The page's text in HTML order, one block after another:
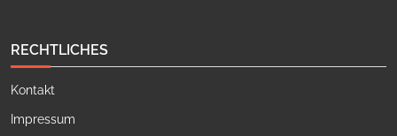
RECHTLICHES
Kontakt
Impressum